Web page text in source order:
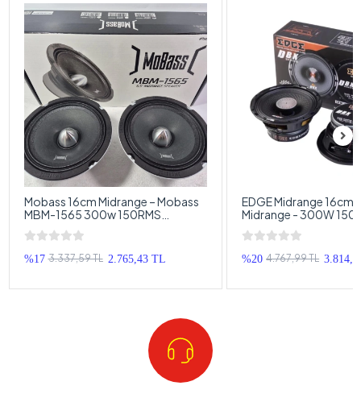
Mobass 16cm Midrange – Mobass
MBM-1565 300w 150RMS
Midrange - Kurşun Göbek Pro
Midrange
%17 3.337,59 TL 2.765,43 TL
EDGE Midrange 16cm
Midrange - 300W
16cm Midrange
PRO6X Midrange 16cm
%20 4.767,99 TL